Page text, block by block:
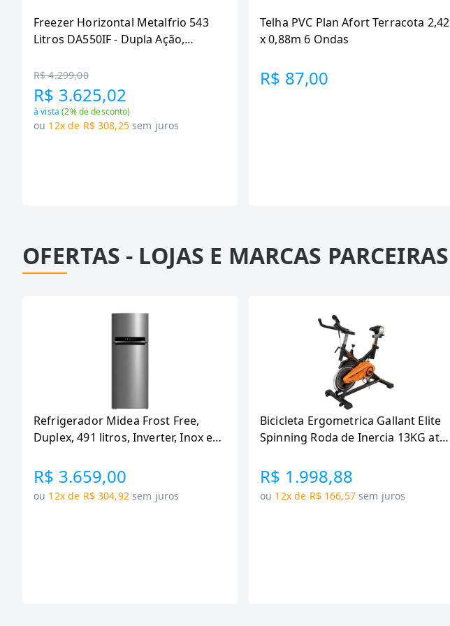
Freezer Horizontal Metalfrio 543
Litros DA550IF - Dupla Ação,
R$ 4.299,00
R$ 3.625,02
à vista(2% de desconto)
ou 12x de R$ 308,25 sem juros
Telha PVC Plan Afort Terracota 2,42
x 0,88m 6 Ondas
R$ 87,00
OFERTAS - LOJAS E MARCAS PARCEIRAS
Refrigerador Midea Frost Free,
Duplex, 491 litros, Inverter, Inox e
R$ 3.659,00
ou 12x de R$ 304,92 sem juros
Bicicleta Ergometrica Gallant Elite
Spinning Roda de Inercia 13KG ate
R$ 1.998,88
ou 12x de R$ 166,57 sem juros